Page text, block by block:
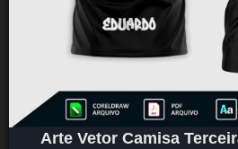
Arte Vetor Camisa